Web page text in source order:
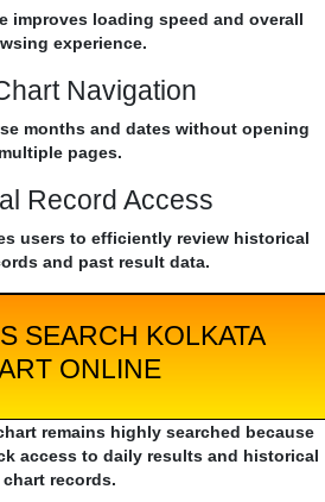
improves loading speed and overall
experience.
Navigation
months and dates without opening
multiple pages.
Record Access
users to efficiently review historical
and past result data.
SEARCH KOLKATA
ONLINE
remains highly searched because
access to daily results and historical
chart records.